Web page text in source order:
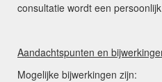
consultatie wordt een
Aandachtspunten en
Mogelijke bijwerkingen zijn: